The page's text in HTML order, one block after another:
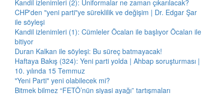
Kandil izlenimleri (2): Üniformalar ne zaman çıkarılacak?
CHP'den "yeni parti"ye süreklilik ve değişim | Dr. Edgar Şar
ile söyleşi
Kandil izlenimleri (1): Cümleler Öcalan ile başlıyor Öcalan ile
bitiyor
Duran Kalkan ile söyleşi: Bu süreç batmayacak!
Haftaya Bakış (324): Yeni parti yolda | Ahbap soruşturması |
10. yılında 15 Temmuz
"Yeni Parti" yeni olabilecek mi?
Bitmek bilmez “FETÖ’nün siyasi ayağı” tartışmaları